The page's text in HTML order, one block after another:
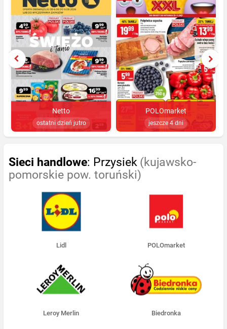
Netto
ostatni dzień jutro
POLOmarket
jeszcze 4 dni
Sieci handlowe: Przysiek (kujawsko-
pomorskie pow. toruński)
Lidl POLOmarket
Leroy Merlin Biedronka